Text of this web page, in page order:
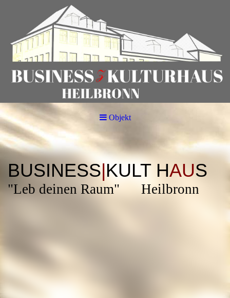
Objekt
BUSINESS|KULT HAUS
"Leb deinen Raum" Heilbronn